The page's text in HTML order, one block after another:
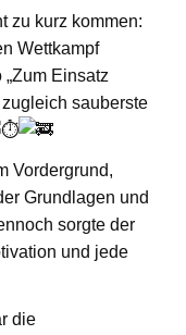
zu kurz kommen:
Wettkampf
Einsatz
sauberste
Vordergrund,
Grundlagen und
sorgte der
und jede
die